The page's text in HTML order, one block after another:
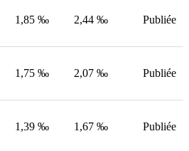
1,85 ‰ 2,44 ‰ Publiée
1,75 ‰ 2,07 ‰ Publiée
1,39 ‰ 1,67 ‰ Publiée